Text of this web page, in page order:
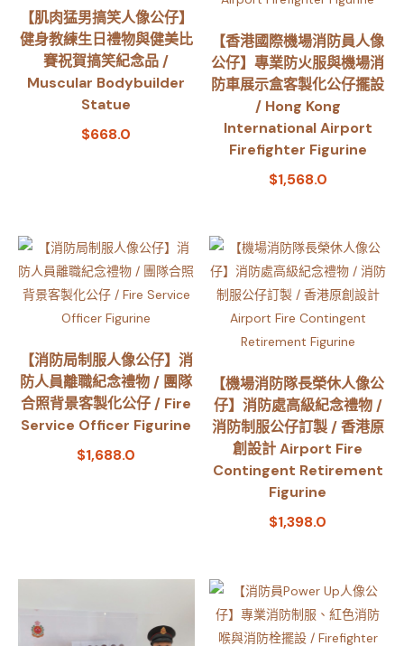
【肌肉猛男搞笑人像公仔】
健身教練生日禮物與健美比
賽祝賀搞笑紀念品 /
Muscular Bodybuilder
Statue
$668.0
【香港國際機場消防員人像
公仔】專業防火服與機場消
防車展示盒客製化公仔擺設
/ Hong Kong
International Airport
Firefighter Figurine
$1,568.0
【消防局制服人像公仔】消
防人員離職紀念禮物 / 團隊
合照背景客製化公仔 / Fire
Service Officer Figurine
$1,688.0
【機場消防隊長榮休人像公
仔】消防處高級紀念禮物 /
消防制服公仔訂製 / 香港原
創設計 Airport Fire
Contingent Retirement
Figurine
$1,398.0